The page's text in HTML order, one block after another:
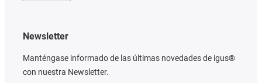
Newsletter
Manténgase informado de las últimas novedades de igus®
con nuestra Newsletter.